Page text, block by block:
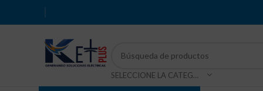
SELECCIONE LA CATEGORÍA